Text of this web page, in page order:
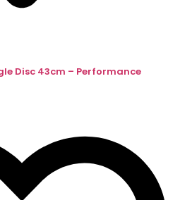
Disc 43cm – Performance